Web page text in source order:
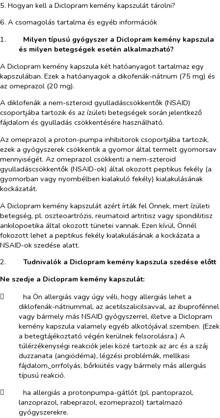
5. Hogyan kell a Diclopram kemény kapszulát tárolni?
6. A csomagolás tartalma és egyéb információk
1.​
Milyen típusú gyógyszer a Diclopram kemény kapszula
és milyen betegségek esetén alkalmazható?
A Diclopram kemény kapszula két hatóanyagot tartalmaz egy
kapszulában. Ezek a hatóanyagok a dikofenák-nátrium (75 mg) és
az omeprazol (20 mg).
A diklofenák a nem-szteroid gyulladáscsökkentők (NSAID)
csoportjába tartozik és az ízületi betegségek során jelentkező
fájdalom és gyulladás csökkentésére használható.
Az omeprazol a proton-pumpa inhibitorok csoportjába tartozik,
ezek a gyógyszerek csökkentik a gyomor által termelt gyomorsav
mennyiségét. Az omeprazol csökkenti a nem-szteroid
gyulladáscsökkentők (NSAID-ok) által okozott peptikus fekély (a
gyomorban vagy nyombélben kialakuló fekély) kialakulásának
kockázatát.
A Diclopram kemény kapszulát azért írták fel Önnek, mert ízületi
betegség, pl. oszteoartrózis, reumatoid artritisz vagy spondilitisz
ankilopoetika által okozott tünetei vannak. Ezen kívül, Önnél
fokozott lehet a peptikus fekély kialakulásának a kockázata a
NSAID-ok szedése alatt.
2.​
Tudnivalók a Diclopram kemény kapszula szedése előtt
Ne szedje a Diclopram kemény kapszulát:
​
ha Ön allergiás vagy úgy véli, hogy allergiás lehet a
diklofenák-nátriummal, az acetilszalicilsavval, az ibuprofénnel
vagy bármely más NSAID gyógyszerrel, illetve a Diclopram
kemény kapszula valamely egyéb alkotójával szemben. (Ezek
a betegtájékoztató végén kerülnek felsorolásra.) A
túlérzékenységi reakciók jelei közé tartozik az arc és a száj
duzzanata (angiödéma), légzési problémák, mellkasi
fájdalom, orrfolyás, bőrkiütés vagy bármely más allergiás
típusú reakció.
​
ha allergiás a protonpumpa-gátlót (pl. pantoprazol,
lanzoprazol, rabeprazol, ezomeprazol) tartalmazó
gyógyszerekre.